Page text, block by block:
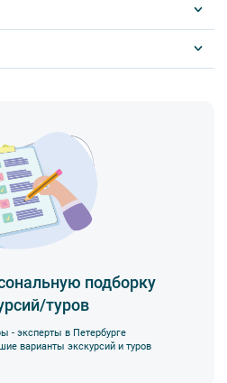
подборку
туров
- эксперты в Петербурге
варианты экскурсий и туров